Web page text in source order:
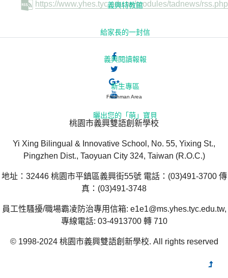
https://www.yhes.tyc.edu.tw/modules/tadnews/rss.php
桃園市義興雙語創新學校
Yi Xing Bilingual & Innovative School, No. 55, Yixing St.,
Pingzhen Dist., Taoyuan City 324, Taiwan (R.O.C.)
地址：32446 桃園市平鎮區義興街55號 電話：(03)491-3700 傳
真：(03)491-3748
員工性騷擾/職場霸凌防治專用信箱: e1e1@ms.yhes.tyc.edu.tw,
專線電話: 03-4913700 轉 710
© 1998-2024 桃園市義興雙語創新學校. All rights reserved
義興特教館
給家長的一封信
義興閱讀報報
新生專區
Freshman Area
曬出您的「萌」寶貝